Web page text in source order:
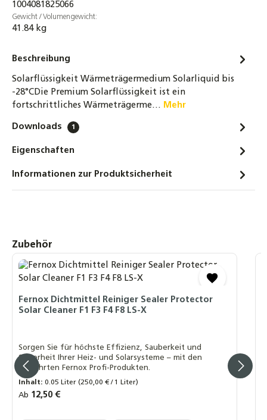
27,90 €
WILO Hocheffizienzpumpe Yonos Para
149,00 €
1 SpiroPlus SEALER Flüssigdichtmittel für
Heizungs- & Solaranlagen – Dichtet
Korrosion & Energieverlust
Coracon HE 6 Korrosionsschutz
Solarthermie – 230 V, 27 l/h, für Glykol
geeignet, Kanisteranschluss DIN 61
274,90 €
Gardena Einfüllpumpe für Solaranlagen
54,90 €
Refraktometer-Set Bestimmung des
Frostschutzgehaltes für Solar- und
Heizungsanlagen, PKWs und Batterien
1004081825066
Gewicht / Volumengewicht:
41.84 kg
Beschreibung
Solarflüssigkeit Wärmeträgermedium Solarliquid bis
-28°CDie Premium Solarflüssigkeit ist ein
fortschrittliches Wärmeträgerme… Mehr
Downloads 1
Eigenschaften
Informationen zur Produktsicherheit
Produktgalerie überspringen
Zubehör
Fernox Dichtmittel Reiniger Sealer Protector
Solar Cleaner F1 F3 F4 F8 LS-X
Sorgen Sie für höchste Effizienz, Sauberkeit und
Sicherheit Ihrer Heiz- und Solarsysteme – mit den
bewährten Fernox Profi-Produkten.
Inhalt:0.05 Liter(250,00 € / 1 Liter)
Regulärer Preis:
Ab 12,50 €